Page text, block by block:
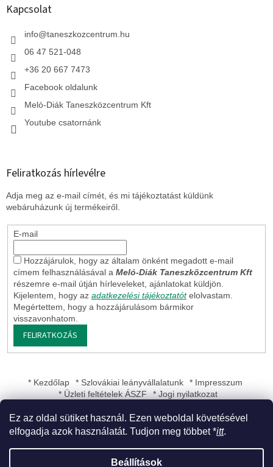
Ez az oldal sütiket használ. Ezen weboldal követésével
elfogadja azok használatát. Tudjon meg többet *itt.
Beállítások
Kapcsolat
info@taneszkozcentrum.hu
06 47 521-048
+36 20 667 7473
Facebook oldalunk
Meló-Diák Taneszközcentrum Kft
Youtube csatornánk
Feliratkozás hírlevélre
Adja meg az e-mail címét, és mi tájékoztatást küldünk
webáruházunk új termékeiről.
E-mail
Hozzájárulok, hogy az általam önként megadott e-mail
címem felhasználásával a Meló-Diák Taneszközcentrum Kft
részemre e-mail útján hírleveleket, ajánlatokat küldjön.
Kijelentem, hogy az adatkezelési tájékoztatót elolvastam.
Megértettem, hogy a hozzájárulásom bármikor
visszavonhatom.
FELIRATKOZÁS
* Kezdőlap * Szlovákiai leányvállalatunk
* Impresszum
* Üzleti feltételek ÁSZF
* Jogi nyilatkozat